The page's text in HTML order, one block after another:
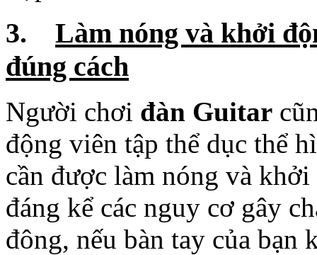
Người chơi đàn Guitar
động viên tập thể dục thể
cần được làm nóng và
đáng kể các nguy cơ gây
đông, nếu bàn tay của
nóng, nguy cơ tổn thương
=>Phòng tránh:
- Làm ấm bàn tay và